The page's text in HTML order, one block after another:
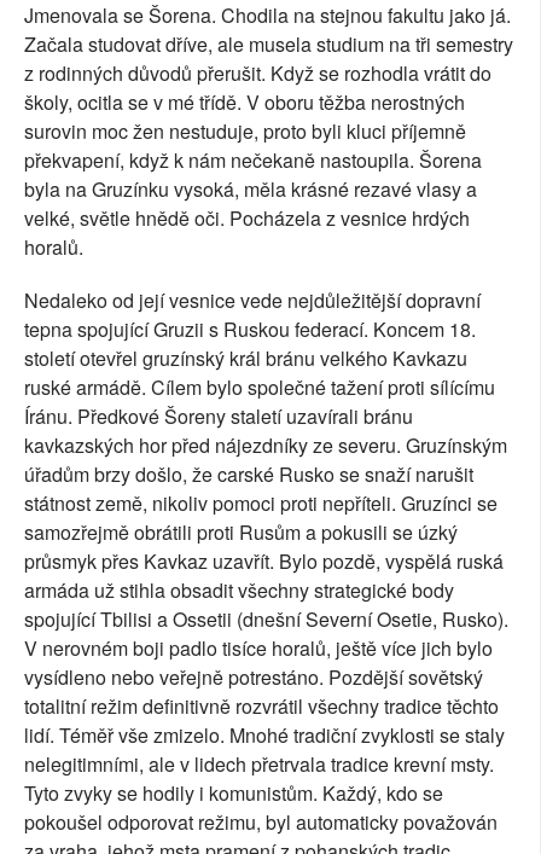
Jmenovala se Šorena. Chodila na stejnou fakultu jako já.
Začala studovat dříve, ale musela studium na tři semestry
z rodinných důvodů přerušit. Když se rozhodla vrátit do
školy, ocitla se v mé třídě. V oboru těžba nerostných
surovin moc žen nestuduje, proto byli kluci příjemně
překvapení, když k nám nečekaně nastoupila. Šorena
byla na Gruzínku vysoká, měla krásné rezavé vlasy a
velké, světle hnědě oči. Pocházela z vesnice hrdých
horalů.
Nedaleko od její vesnice vede nejdůležitější dopravní
tepna spojující Gruzii s Ruskou federací. Koncem 18.
století otevřel gruzínský král bránu velkého Kavkazu
ruské armádě. Cílem bylo společné tažení proti sílícímu
Íránu. Předkové Šoreny staletí uzavírali bránu
kavkazských hor před nájezdníky ze severu. Gruzínským
úřadům brzy došlo, že carské Rusko se snaží narušit
státnost země, nikoliv pomoci proti nepříteli. Gruzínci se
samozřejmě obrátili proti Rusům a pokusili se úzký
průsmyk přes Kavkaz uzavřít. Bylo pozdě, vyspělá ruská
armáda už stihla obsadit všechny strategické body
spojující Tbilisi a Ossetii (dnešní Severní Osetie, Rusko).
V nerovném boji padlo tisíce horalů, ještě více jich bylo
vysídleno nebo veřejně potrestáno. Pozdější sovětský
totalitní režim definitivně rozvrátil všechny tradice těchto
lidí. Téměř vše zmizelo. Mnohé tradiční zvyklosti se staly
nelegitimními, ale v lidech přetrvala tradice krevní msty.
Tyto zvyky se hodily i komunistům. Každý, kdo se
pokoušel odporovat režimu, byl automaticky považován